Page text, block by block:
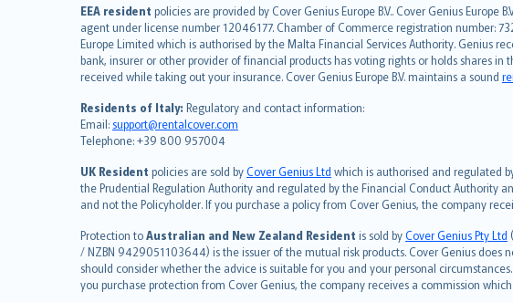
EEA resident policies are provided by Cover Genius Europe B.V.. Cover Genius
agent under license number 12046177. Chamber of Commerce registration number:
Europe Limited which is authorised by the Malta Financial Services Authority. Genius
bank, insurer or other provider of financial products has voting rights or holds shares
received while taking out your insurance. Cover Genius Europe B.V. maintains a sound
Residents of Italy: Regulatory and contact information:
Email: support@rentalcover.com
Telephone: +39 800 957004
UK Resident policies are sold byCover Genius Ltd which is authorised and regulated
the Prudential Regulation Authority and regulated by the Financial Conduct Authority
and not the Policyholder. If you purchase a policy from Cover Genius, the company
Protection toAustralian and New Zealand Resident is sold byCover Genius Pty Ltd
/ NZBN 9429051103644) is the issuer of the mutual risk products. Cover Genius
should consider whether the advice is suitable for you and your personal
you purchase protection from Cover Genius, the company receives a commission
English (UK)
English (US)
Deutsch
français
Nederlands
español
italiano
简体中文
繁體中文
Português
polski
עברית
Português
svenska